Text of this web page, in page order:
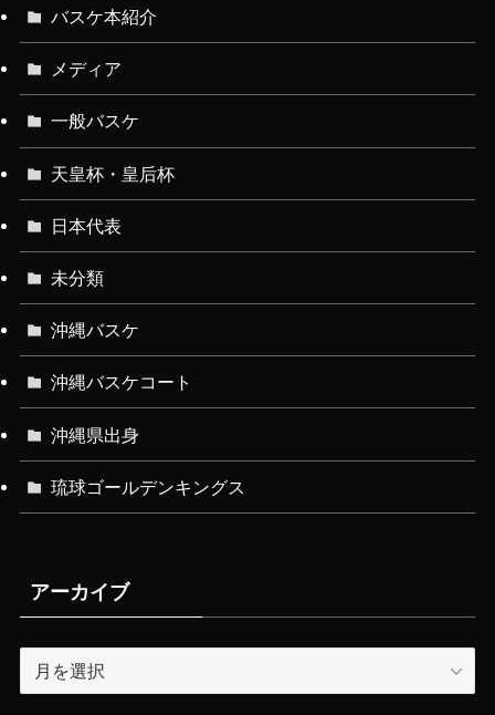
バスケ本紹介
メディア
一般バスケ
天皇杯・皇后杯
日本代表
未分類
沖縄バスケ
沖縄バスケコート
沖縄県出身
琉球ゴールデンキングス
アーカイブ
ー